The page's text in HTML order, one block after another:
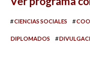
#CIENCIAS SOCIALES #
DIPLOMADOS #